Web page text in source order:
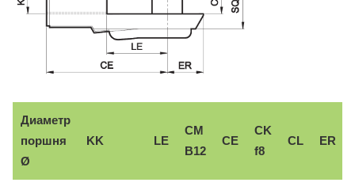
Диаметр
поршня
Ø
KK LE
CM
B12
CE
CK
f8
CL ER